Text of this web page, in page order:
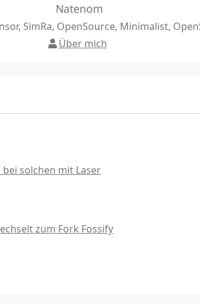
Natenom
SimRa, OpenSource, Minimalist,
Über mich
solchen mit Laser
zum Fork Fossify